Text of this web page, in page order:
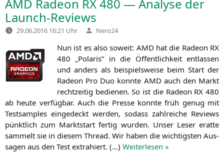
AMD Radeon RX480 — Analyse der
Launch-Reviews
29.06.2016 16:21 Uhr Verfasst
von
Nero24
Nun ist es also soweit: AMD hat die Rade­on RX
480 „Pola­ris” in die Öffent­lich­keit ent­las­sen
und anders als bei­spiels­wei­se beim Start der
Rade­on Pro Duo konn­te AMD auch den Markt
recht­zei­tig bedie­nen. So ist die Rade­on RX 480
ab heu­te ver­füg­bar. Auch die Pres­se konn­te früh genug mit
Test­samples ein­ge­deckt wer­den, sodass zahl­rei­che Reviews
pünkt­lich zum Markt­start fer­tig wur­den. Unser Leser erat­te
sam­melt sie in die­sem Thread. Wir haben die wich­tigs­ten Aus­
sa­gen aus den Test extra­hiert. (…) Wei­ter­le­sen »